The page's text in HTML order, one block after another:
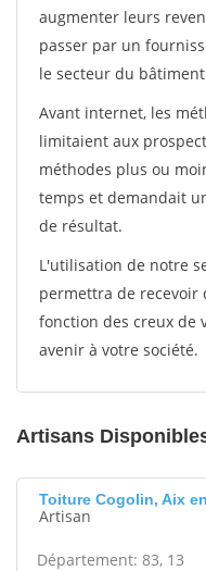
augmenter leurs
passer par un
le secteur du
Avant internet, les
limitaient aux
méthodes plus ou
temps et demandait
de résultat.
L'utilisation de notre
permettra de recevoir
fonction des creux de
avenir à votre société.
Artisans
Toiture Cogolin, Aix
Artisan
Département: 83, 13